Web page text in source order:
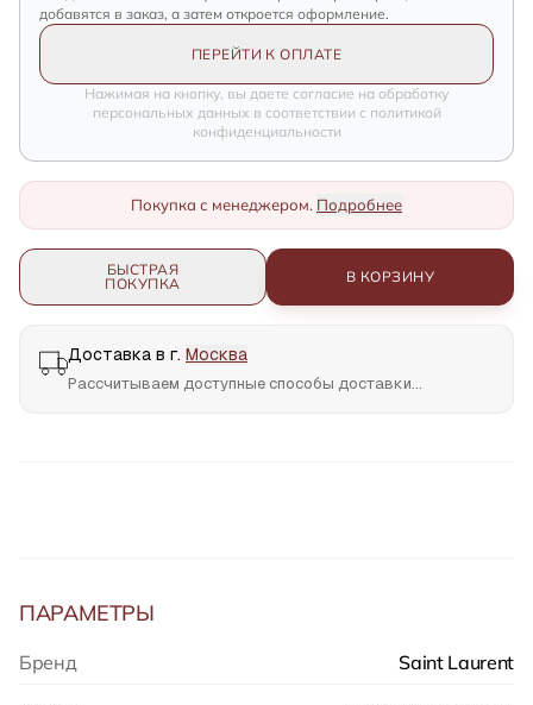
добавятся в заказ, а затем откроется оформление.
ПЕРЕЙТИ К ОПЛАТЕ
Нажимая на кнопку, вы даете согласие на обработку
персональных данных в соответствии с политикой
конфиденциальности
Покупка с менеджером. Подробнее
БЫСТРАЯ
ПОКУПКА
В КОРЗИНУ
Доставка в г. Москва
Рассчитываем доступные способы доставки...
ПАРАМЕТРЫ
Бренд Saint Laurent